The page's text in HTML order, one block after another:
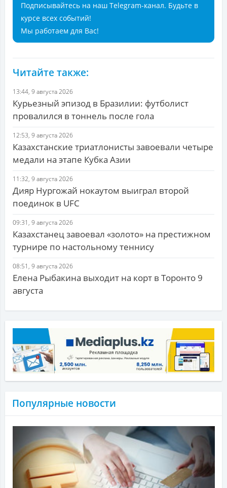
Подписывайтесь на наш Telegram-канал. Будьте в
курсе всех событий!
Мы работаем для Вас!
Читайте также:
13:44, 9 августа 2026
Курьезный эпизод в Бразилии: футболист
провалился в тоннель после гола
12:53, 9 августа 2026
Казахстанские триатлонисты завоевали четыре
медали на этапе Кубка Азии
11:32, 9 августа 2026
Дияр Нургожай нокаутом выиграл второй
поединок в UFC
09:31, 9 августа 2026
Казахстанец завоевал «золото» на престижном
турнире по настольному теннису
08:51, 9 августа 2026
Елена Рыбакина выходит на корт в Торонто 9
августа
Популярные новости